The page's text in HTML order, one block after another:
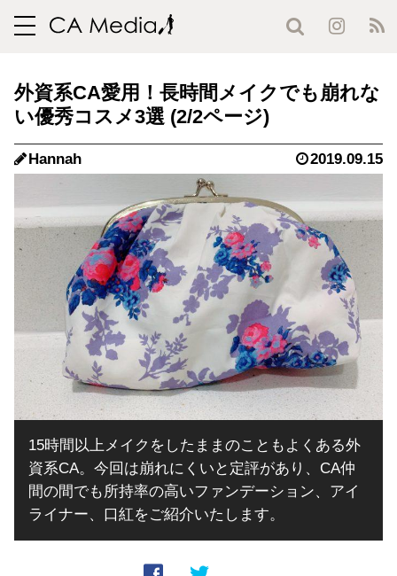
toggle
外資系CA愛用！長時間メイクでも崩れな
い優秀コスメ3選 (2/2ページ)
Hannah 2019.09.15
15時間以上メイクをしたままのこともよくある外
資系CA。今回は崩れにくいと定評があり、CA仲
間の間でも所持率の高いファンデーション、アイ
ライナー、口紅をご紹介いたします。